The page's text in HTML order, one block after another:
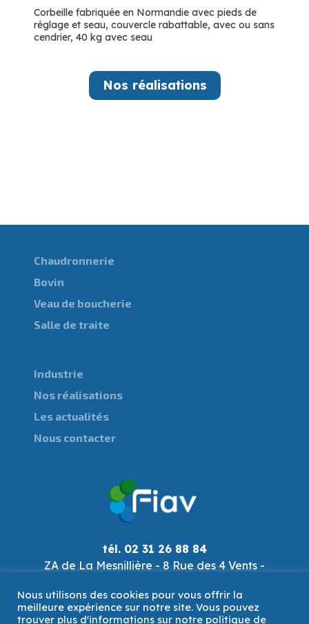
Corbeille fabriquée en Normandie avec pieds de
réglage et seau, couvercle rabattable, avec ou sans
cendrier, 40 kg avec seau
Nos réalisations
Chaudronnerie
Bovin
Veau de boucherie
Salle de traite
Industrie
Nos réalisations
Les actualités
Nous contacter
tél. 02 31 26 88 84
ZA de La Mesnillière - 8 Rue des 4 Vents -
fiav@fiav.com
Nous utilisons des cookies pour vous offrir la
meilleure expérience sur notre site. Vous pouvez
trouver plus d'informations sur notre politique de